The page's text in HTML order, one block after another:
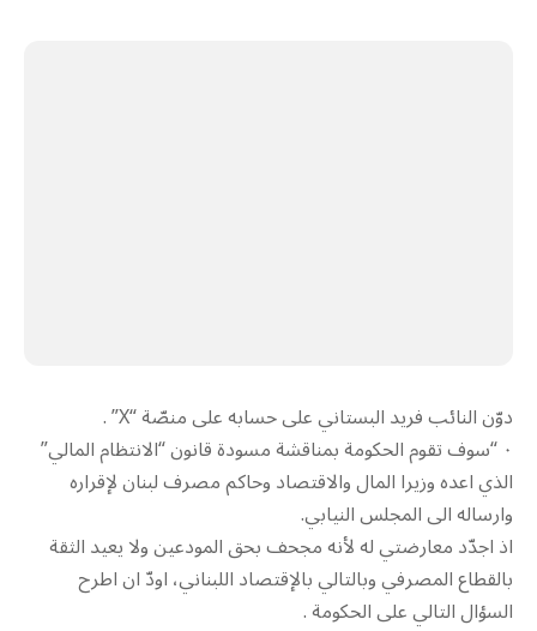
دوّن النائب فريد البستاني على حسابه على منصّة “X” .
٠‏ “سوف تقوم الحكومة بمناقشة مسودة قانون “الانتظام المالي”
الذي اعده وزيرا المال والاقتصاد وحاكم مصرف لبنان لإقراره
وارساله الى المجلس النيابي.
اذ اجدّد معارضتي له لأنه مجحف بحق المودعين ولا يعيد الثقة
بالقطاع المصرفي وبالتالي بالإقتصاد اللبناني، اودّ ان اطرح
السؤال التالي على الحكومة .